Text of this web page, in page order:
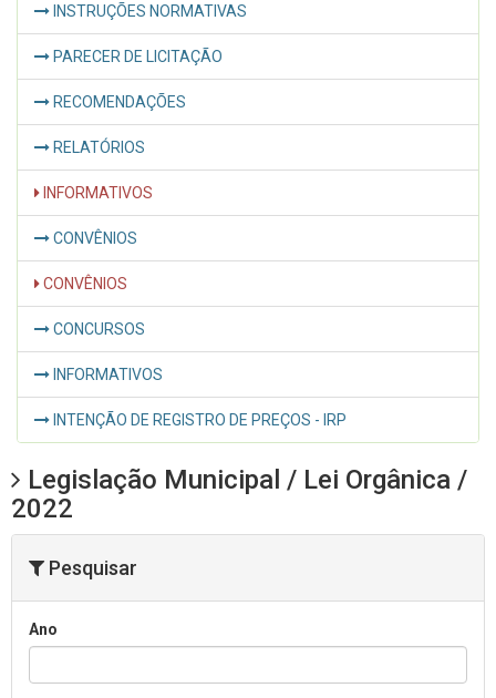
INSTRUÇÕES NORMATIVAS
PARECER DE LICITAÇÃO
RECOMENDAÇÕES
RELATÓRIOS
INFORMATIVOS
CONVÊNIOS
CONVÊNIOS
CONCURSOS
INFORMATIVOS
INTENÇÃO DE REGISTRO DE PREÇOS - IRP
Legislação Municipal / Lei Orgânica /
2022
Pesquisar
Ano